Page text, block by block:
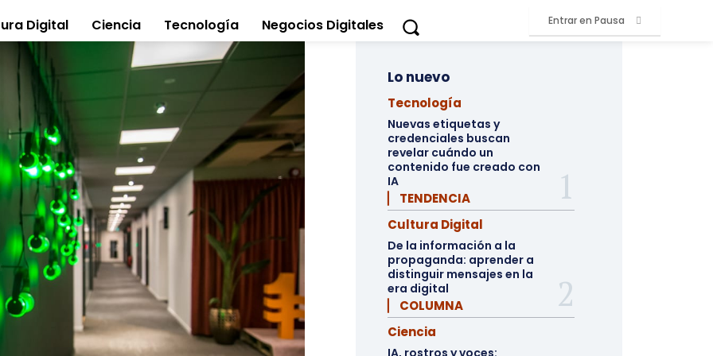
Digital Ciencia Tecnología Negocios Digitales Entrar en Pausa
Lo nuevo
Tecnología
Nuevas etiquetas y
credenciales buscan
revelar cuándo un
contenido fue creado con
IA
▏ TENDENCIA
Cultura Digital
De la información a la
propaganda: aprender a
distinguir mensajes en la
era digital
▏ COLUMNA
Ciencia
IA, rostros y voces: